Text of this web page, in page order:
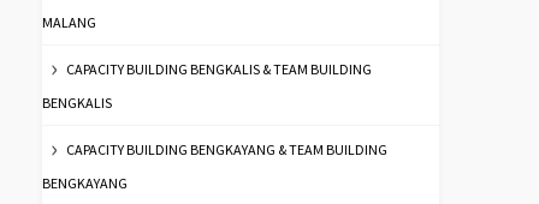
MALANG
CAPACITY BUILDING BENGKALIS & TEAM BUILDING
BENGKALIS
CAPACITY BUILDING BENGKAYANG & TEAM BUILDING
BENGKAYANG